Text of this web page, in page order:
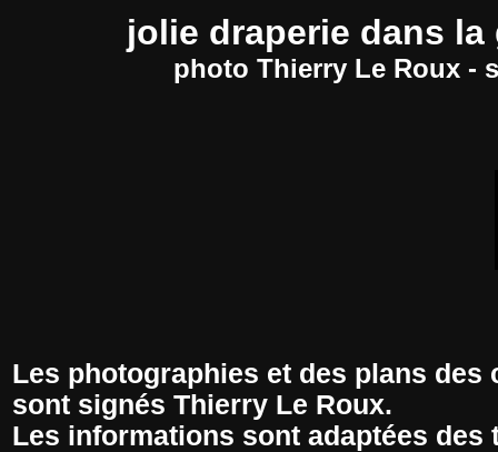
jolie draperie dans la
photo Thierry Le Roux -
Les photographies et des plans des
sont signés Thierry Le Roux.
Les informations sont adaptées des